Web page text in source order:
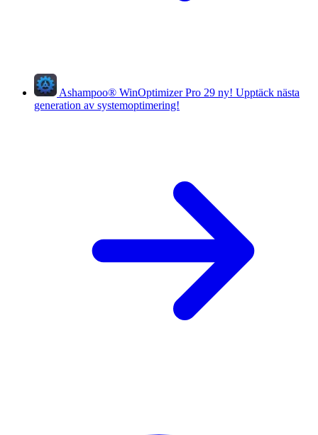
Ashampoo® WinOptimizer Pro 29 ny! Upptäck nästa
generation av systemoptimering!